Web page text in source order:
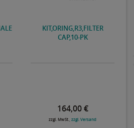
KIT,ORING,R3,FILTER
CAP,10-PK
164,00 €
zzgl. MwSt.,zzgl. Versand